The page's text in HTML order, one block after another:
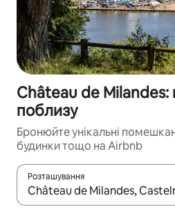
Château de
поблизу
Бронюйте унікальні
будинки тощо на Airbnb
Розташування
Отримавши результати пошуку,